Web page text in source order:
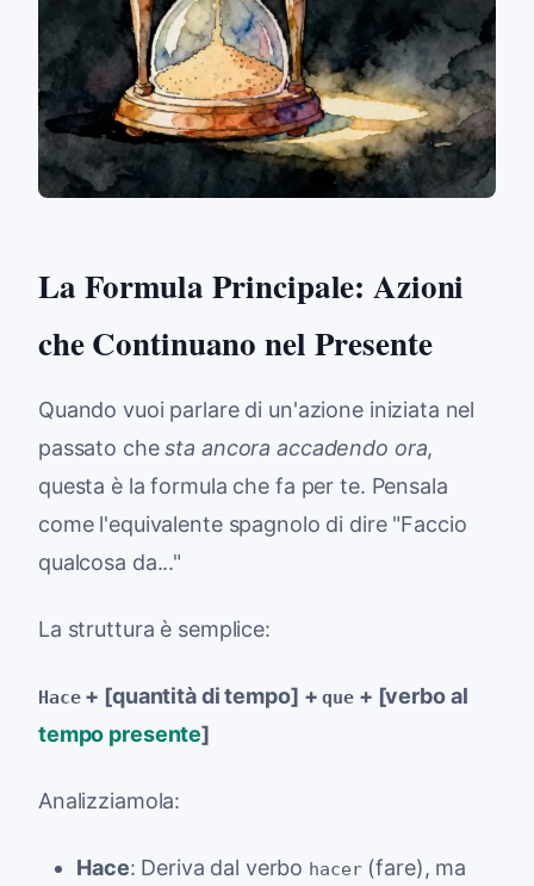
La Formula Principale: Azioni
che Continuano nel Presente
Quando vuoi parlare di un'azione iniziata nel
passato chesta ancora accadendo ora,
questa è la formula che fa per te. Pensala
come l'equivalente spagnolo di dire "Faccio
qualcosa da..."
La struttura è semplice:
Hace+ [quantità di tempo] +que+ [verbo al
tempo presente]
Analizziamola:
Hace: Deriva dal verbo hacer(fare), ma